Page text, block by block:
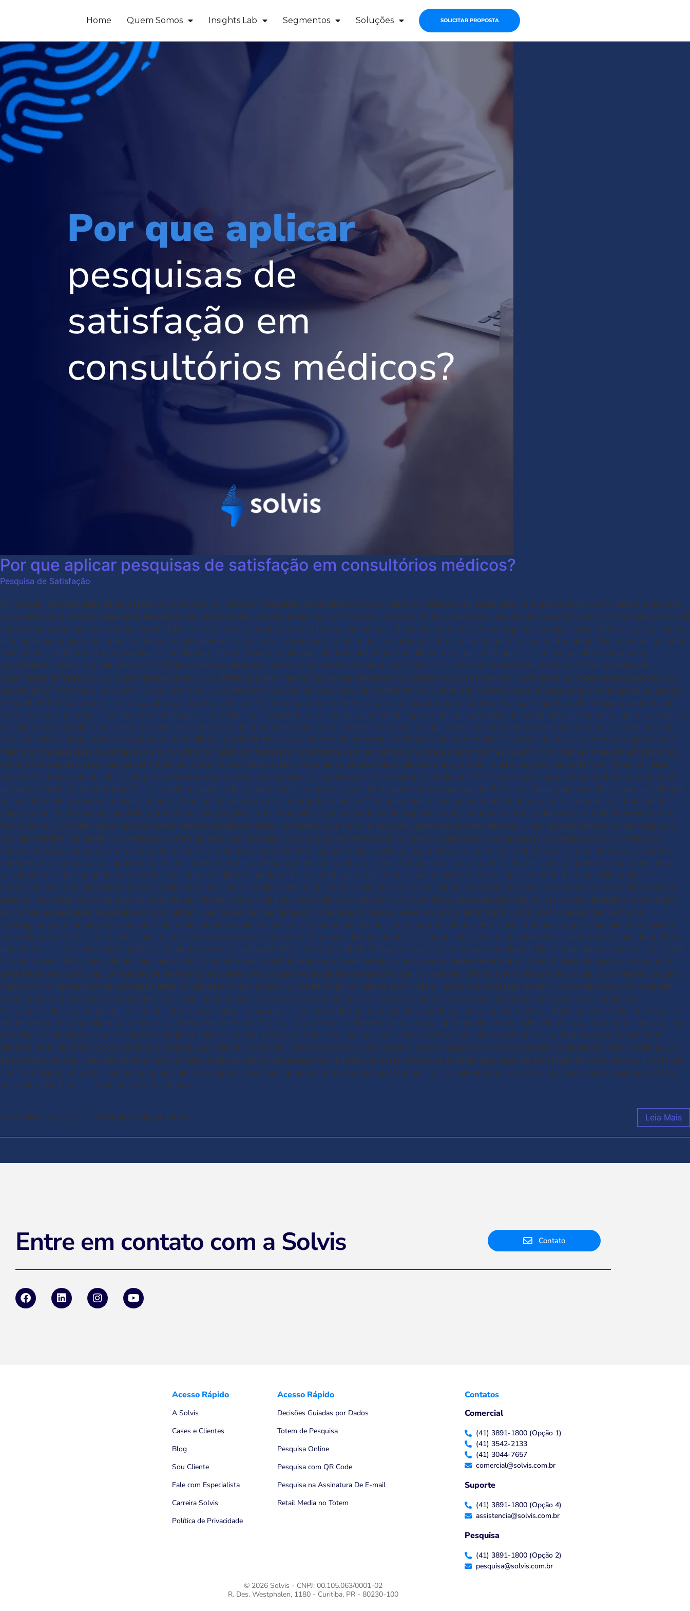
Home Quem Somos Insights Lab Segmentos Soluções SOLICITAR PROPOSTA
Por que aplicar pesquisas de satisfação em consultórios médicos?
Pesquisa de Satisfação
Por que aplicar pesquisas de satisfação em consultórios médicos? Pesquisas de satisfação em consultórios médicos são essenciais, para que se avalie como está a qualidade
do consultório e se estão realmente atendendo as necessidades dos pacientes nos mais variados níveis. O objetivo das pesquisas de satisfação em consultórios médicos é o de
apontar as mudanças necessárias a serem feitas no consultório, tendo em conta fatores humanos, as finanças bem como temas organizacionais. Desse modo, as pesquisas de
satisfação em consultórios médicos devem avaliar desde a eficácia dos serviços prestados pelos profissionais até a parte da gestão e sua metodologia. Uma das reclamações
mais comuns, detectadas em pesquisas de satisfação, são os atrasos. A falta de cumprimento do horário. No entanto, essa não deve ser a única questão tratada nos
questionários. Isto é, o questionário de satisfação tem que abarcar questões que envolvem toda a experiência do cliente em consultórios médicos, como: As bases da
organização (infraestrutura); A diversidade de serviços oferecidos; Movimentações de atendimentos; Competência profissional etc. Verificando-se todas essas questões nos
questionários, fica muito mais claro, onde devem ser colocados esforços de melhoria para melhor atender ao cliente, satisfazendo suas necessidades concernentes ao serviço
prestado. É também, por essa verificação que se pode avaliar, se vale ou não a pena continuar com um serviço que tenha tido avaliação negativa. Além disso, podemos ver
onde é necessário aplicar investimentos emergentes, etc. Aliás, vale ressaltar, que além das dificuldades apontadas pela pesquisa de satisfação, ela também ajuda no processo
de valorização daquilo que já está indo bem, em conformidade com as exigências dos clientes. Em suma, pesquisas de satisfação em consultórios médicos é um recurso que
traz uma visão ampla, através da perspectiva do cliente, possibilitando o crescimento da empresa e satisfação plena do público. Continue lendo esse texto para aprofundar
melhor sobre pesquisas de satisfação em consultórios médicos: Pesquisas de satisfação são eficientes tanto para colaboradores, quanto para clientes A seguir, abordaremos
sobre a eficácia das pesquisas de satisfação em consultórios médicos. Nos casos de colaboradores e clientes e as grandes transformações que podem ser feitas por essa
ferramenta. Pesquisas de satisfação para colaboradores (interna) As pesquisas de satisfação em consultórios médicos internas são muito importantes também para entender
as necessidades do colaborador. Essa é a melhor maneira de se fazer transformações na gestão de pessoas da organização. É através dessa pesquisa interna, que se entende
de maneira mais profunda a maneira como os funcionários enxergam o seu próprio trabalho. E de que maneira isso acaba interferindo no dia a dia empresarial funcionário-
empresa. As conclusões que se tiram por meio dessas pesquisas, traz uma análise para além do clima organizacional, um parecer sobre: A infraestrutura da empresa para os
funcionários, como eles veem, as instalações oferecidas pela empresa; Os materiais de trabalho que são usados pelos trabalhadores; O seu parecer sobre a carga horária no
qual ele trabalha; Os benefícios oferecidos pela empresa; Assuntos relacionados à saúde mental e emocional do trabalhador. As pesquisas de satisfação em consultórios
médicos internas são uma forma não só de melhorar o ambiente empresarial de maneira mais assertiva, mas é também uma maneira de olhar para o colaborador, fazendo-o
entender que a empresa se importa com a sua saúde e bem-estar. Pesquisas de satisfação do cliente Conquistar espaço no mercado, ser mais competitivo é uma das metas
principais de todo o negócio empresarial, incluindo consultórios médicos. Desse modo, entender como o seu consultório está se apresentando em uma visão social é
imprescindível, para elaboração de estratégias efetivas. Como já adiantamos no início deste artigo que a pesquisa de satisfação em consultórios médicos é a melhor prática
para ser mais assertivo a respeito da visão do seu cliente. Sobre qual a sua visão diante do seu serviço. Além disso, essa pesquisa traz muitas outras vantagens como: Maior
economia: as pesquisas de satisfação possibilitam que você enxergue falhas por antecipação que inclusive, poderiam gerar até tributos, como a execução de novas
estratégias, por exemplo. A prevenção é uma das maneiras mais eficazes para a economia; Melhor interação dos colaboradores: sim! Entender o que o seu cliente necessita
tem relação com a harmonia entre seus colaboradores. Isso porque quando se tem essa informação clara, a comunicação fica mais fluida. Assim evitam-se maus entendidos e
acidentes. Isso traz maior motivação aos colaboradores e a satisfação do cliente é garantida; Entrega de serviços com maior qualidade: Claro, entendendo como o seu cliente
vê o seu consultório, quais são as suas impressões, fica muito mais fácil de otimizar os seus serviço, e até mesmo implementar outros. Além é claro, de suprir as demandas
detectadas pela pesquisa; Estratégias de marketing mais assertivas: porque você saberá exatamente aquilo o que seu cliente quer e pensa e não o que você imagina. De que
maneira um nível elevado de satisfação afeta os clientes? O fato é que o contentamento do cliente com o atendimento e a prestação de serviços do seu consultório reflete
diretamente na fidelização e, sobretudo, na credibilidade da sua marca. Isso porque quando o cliente está satisfeito com seus serviços, você ganha um embaixador.
Certamente ele irá recomendar o seu consultório para amigos e parentes. Isso sem contar que, o paciente quando se sente acolhido pelo estabelecimento e funcionários, ele
tende a ter maior disposição para escutar as indicações médicas. O que, claro, faz toda a diferença em sua qualidade de vida. Conclusão Vimos o quanto é importante aplicar
pesquisas de satisfação em consultórios médicos. Essa é a melhor forma de tomar decisões mais assertivas. Além disso, vimos as inúmeras vantagens dessa ferramenta
também para identificar oportunidades e fazer ajustes. Não é raro investir dinheiro em algo e não obter o retorno esperado. Com a pesquisa de satisfação bem trabalhada, o
seu dinheiro será aplicado de maneira mais certeira, evitando gastos desnecessários. Existem diversas formas de se fazer pesquisas de satisfação em consultórios. É possível
criar formulários e apostar nas tecnologias, aplicando alguma das mais variadas metodologias, quanto maior for a qualidade de uma pesquisa, maior será o resultado obtido
por meio dela. É por isso que nós te convidamos
8 de março de 2022 / Comentários desativados Leia Mais
Entre em contato com a Solvis Contato
Acesso Rápido
A Solvis
Cases e Clientes
Blog
Sou Cliente
Fale com Especialista
Carreira Solvis
Política de Privacidade
Acesso Rápido
Decisões Guiadas por Dados
Totem de Pesquisa
Pesquisa Online
Pesquisa com QR Code
Pesquisa na Assinatura De E-mail
Retail Media no Totem
Contatos
Comercial
(41) 3891-1800 (Opção 1)
(41) 3542-2133
(41) 3044-7657
comercial@solvis.com.br
Suporte
(41) 3891-1800 (Opção 4)
assistencia@solvis.com.br
Pesquisa
(41) 3891-1800 (Opção 2)
pesquisa@solvis.com.br
© 2026 Solvis - CNPJ: 00.105.063/0001-02
R. Des. Westphalen, 1180 - Curitiba, PR - 80230-100